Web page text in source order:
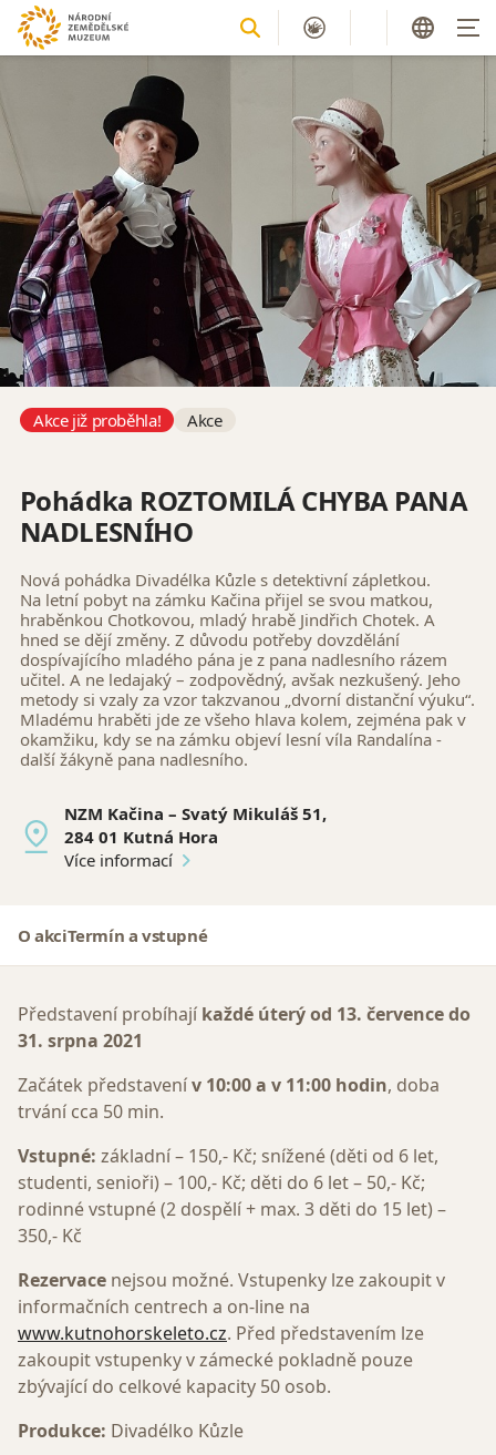
Akce již proběhla! Akce
Pohádka ROZTOMILÁ CHYBA PANA
NADLESNÍHO
Nová pohádka Divadélka Kůzle s detektivní zápletkou.
Na letní pobyt na zámku Kačina přijel se svou matkou,
hraběnkou Chotkovou, mladý hrabě Jindřich Chotek. A
hned se dějí změny. Z důvodu potřeby dovzdělání
dospívajícího mladého pána je z pana nadlesního rázem
učitel. A ne ledajaký – zodpovědný, avšak nezkušený. Jeho
metody si vzaly za vzor takzvanou „dvorní distanční výuku“.
Mladému hraběti jde ze všeho hlava kolem, zejména pak v
okamžiku, kdy se na zámku objeví lesní víla Randalína -
další žákyně pana nadlesního.
NZM Kačina – Svatý Mikuláš 51,
284 01 Kutná Hora
Více informací
O akciTermín a vstupné
Představení probíhají každé úterý od 13. července do
31. srpna 2021
Začátek představenív 10:00 a v 11:00 hodin, doba
trvání cca 50 min.
Vstupné: základní – 150,- Kč; snížené (děti od 6 let,
studenti, senioři) – 100,- Kč; děti do 6 let – 50,- Kč;
rodinné vstupné (2 dospělí + max. 3 děti do 15 let) –
350,- Kč
Rezervace nejsou možné. Vstupenky lze zakoupit v
informačních centrech a on-line na
www.kutnohorskeleto.cz. Před představením lze
zakoupit vstupenky v zámecké pokladně pouze
zbývající do celkové kapacity 50 osob.
Produkce: Divadélko Kůzle